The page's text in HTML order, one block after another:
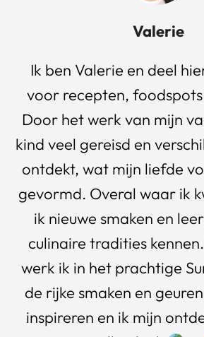
Valerie
Ik ben Valerie en deel
voor recepten,
Door het werk van mijn
kind veel gereisd en
ontdekt, wat mijn liefde
gevormd. Overal waar ik
ik nieuwe smaken en
culinaire tradities
werk ik in het prachtige
de rijke smaken en
inspireren en ik mijn